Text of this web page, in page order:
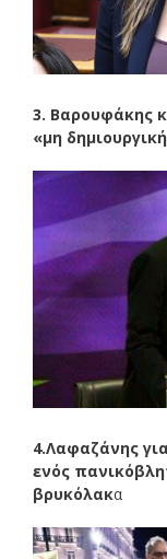
3. Βαρουφάκης
«μη
4.Λαφαζάνης
ενός
βρυκόλακα